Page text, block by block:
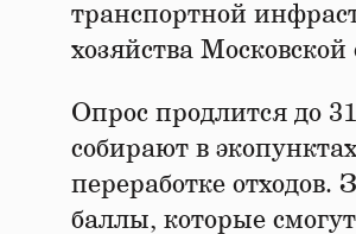
транспортной
хозяйства
Опрос продлится до
собирают в
переработке отходов.
баллы, которые